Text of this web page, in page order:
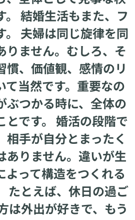
。 結婚生活もまた、フ
。 夫婦は同じ旋律を同
りません。むしろ、そ
慣、価値観、感情のリ
て当然です。重要なの
ぶつかる時に、全体の
とです。 婚活の段階で
相手が自分とまったく
ありません。違いが生
よって構造をつくれる
たとえば、休日の過ご
は外出が好きで、もう